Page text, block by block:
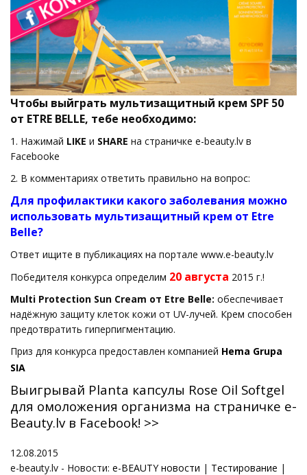
Чтобы выйграть мультизащитный крем SPF 50
от ETRE BELLE, тебе необходимо:
1. Нажимай LIKE и SHARE на страничке e-beauty.lv в
Facebookе
2. В комментариях ответить правильно на вопрос:
Для профилактики какого заболевания можно
использовать мультизащитный крем от Etre
Belle?
Ответ ищите в публикациях на портале www.e-beauty.lv
Победителя конкурса определим 20 августа 2015 г.!
Multi Protection Sun Cream от Etre Belle: обеспечивает
надёжную защиту клеток кожи от UV-лучей. Крем способен
предотвратить гиперпигментацию.
Приз для конкурса предоставлен компанией Hema Grupa
SIA
Выигрывай Planta капсулы Rose Oil Softgel
для омоложения организма на страничке e-
Beauty.lv в Facebook! >>
12.08.2015
e-beauty.lv - Новости: e-BEAUTY новости | Тестирование |